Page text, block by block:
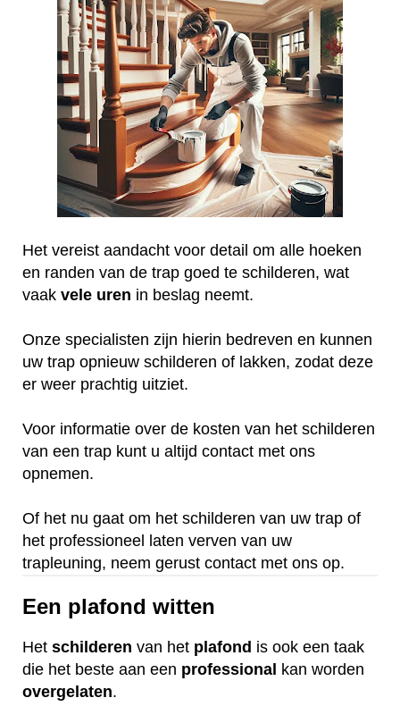
Het vereist aandacht voor detail om alle hoeken
en randen van de trap goed te schilderen, wat
vaak vele uren in beslag neemt.
Onze specialisten zijn hierin bedreven en kunnen
uw trap opnieuw schilderen of lakken, zodat deze
er weer prachtig uitziet.
Voor informatie over de kosten van het schilderen
van een trap kunt u altijd contact met ons
opnemen.
Of het nu gaat om het schilderen van uw trap of
het professioneel laten verven van uw
trapleuning, neem gerust contact met ons op.
Een plafond witten
Het schilderen van het plafond is ook een taak
die het beste aan een professional kan worden
overgelaten.